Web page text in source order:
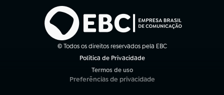
© Todos os direitos reservados pela EBC
Política de Privacidade
Termos de uso
(abre em nova aba)
Preferências de privacidade